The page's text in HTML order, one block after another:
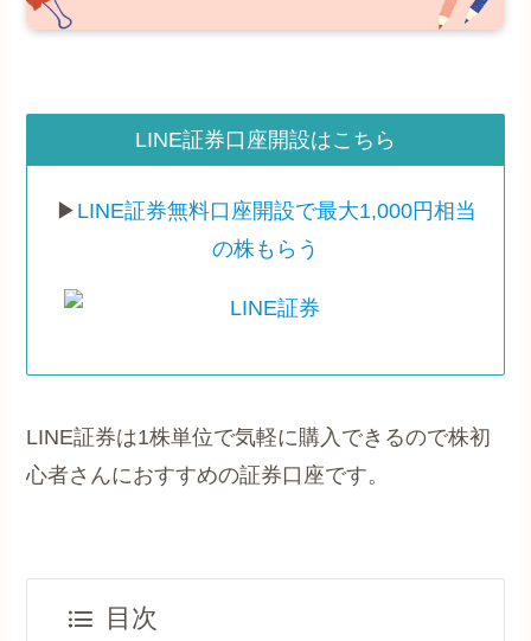
LINE証券口座開設はこちら
▶ LINE証券無料口座開設で最大1,000円相当
の株もらう
LINE証券は1株単位で気軽に購入できるので株初
心者さんにおすすめの証券口座です。
目次